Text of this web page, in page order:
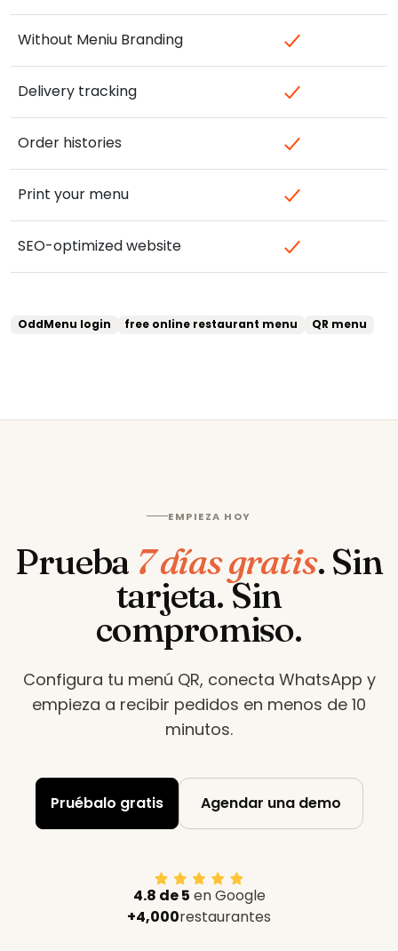
Without Meniu Branding
Delivery tracking
Order histories
Print your menu
SEO-optimized website
OddMenu login free online restaurant menu QR menu
EMPIEZA HOY
Prueba 7 días gratis. Sin
tarjeta. Sin
compromiso.
Configura tu menú QR, conecta WhatsApp y
empieza a recibir pedidos en menos de 10
minutos.
Pruébalo gratis Agendar una demo
4.8 de 5 en Google
+4,000restaurantes